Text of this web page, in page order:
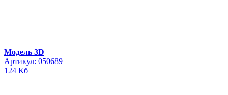
Модель 3D
Артикул: 050689
124 Кб